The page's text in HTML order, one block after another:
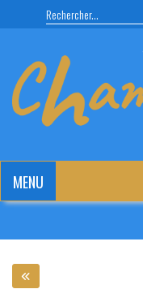
MENU
Panneau de gestion des cookies